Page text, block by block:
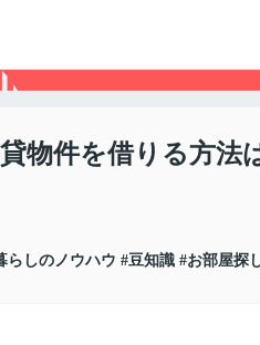
貸物件を借りる方
らしのノウハウ #豆知識 #お部屋探